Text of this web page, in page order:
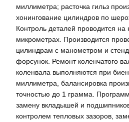
миллиметра; расточка гильз
хонингование цилиндров по
Контроль деталей проводится на
микрометрах. Производится
цилиндрам с манометром и
форсунок. Ремонт коленчатого
коленвала выполняются при
миллиметра, балансировка
точностью до 1 грамма.
замену вкладышей и
контролем тепловых зазоров,